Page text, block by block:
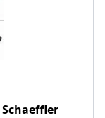
Schaeffler